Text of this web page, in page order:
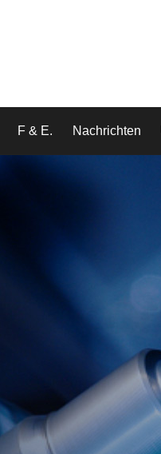
F & E. Nachrichten